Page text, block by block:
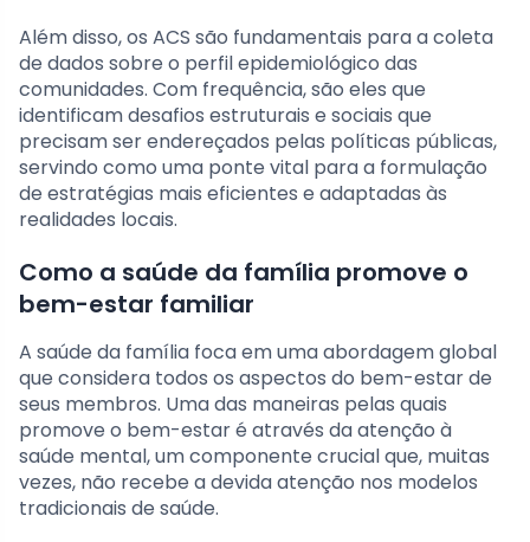
Além disso, os ACS são fundamentais para a coleta
de dados sobre o perfil epidemiológico das
comunidades. Com frequência, são eles que
identificam desafios estruturais e sociais que
precisam ser endereçados pelas políticas públicas,
servindo como uma ponte vital para a formulação
de estratégias mais eficientes e adaptadas às
realidades locais.
Como a saúde da família promove o
bem-estar familiar
A saúde da família foca em uma abordagem global
que considera todos os aspectos do bem-estar de
seus membros. Uma das maneiras pelas quais
promove o bem-estar é através da atenção à
saúde mental, um componente crucial que, muitas
vezes, não recebe a devida atenção nos modelos
tradicionais de saúde.